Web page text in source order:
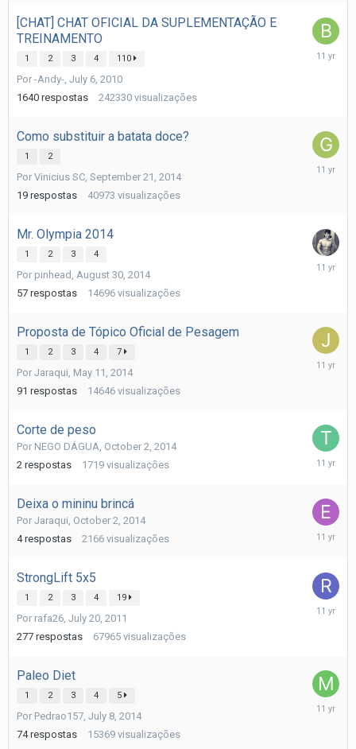
[CHAT] CHAT OFICIAL DA SUPLEMENTAÇÃO E
TREINAMENTO
1 2 3 4 110
Por -Andy- July 6, 2010
1640 respostas 242330 visualizações
October
Como substituir a batata doce?
1 2
Por Vinicius SC September 21, 2014
19 respostas 40973 visualizações
October
Mr. Olympia 2014
1 2 3 4
Por pinhead August 30, 2014
57 respostas 14696 visualizações
October
Proposta de Tópico Oficial de Pesagem
1 2 3 4 7
Por Jaraqui May 11, 2014
91 respostas 14646 visualizações
October
Corte de peso
Por NEGO DÁGUA October 2, 2014
2 respostas 1719 visualizações
October
Deixa o mininu brincá
Por Jaraqui October 2, 2014
4 respostas 2166 visualizações
October
StrongLift 5x5
1 2 3 4 19
Por rafa26 July 20, 2011
277 respostas 67965 visualizações
October
Paleo Diet
1 2 3 4 5
Por Pedrao157 July 8, 2014
74 respostas 15369 visualizações